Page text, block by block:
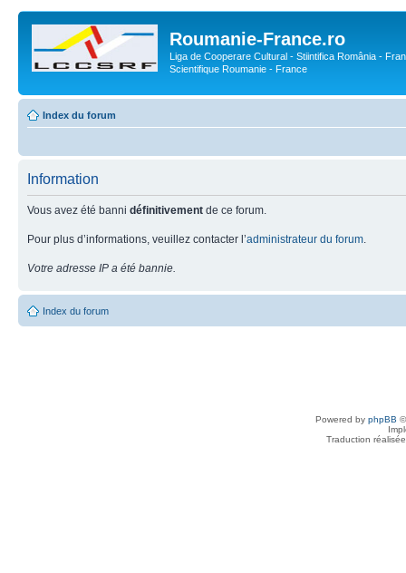
Roumanie-France.ro
Liga de Cooperare Cultural - Stiintifica România -
Scientifique Roumanie - France
Index du forum
Information
Vous avez été banni définitivement de ce forum.
Pour plus d’informations, veuillez contacter l’administrateur du forum
Votre adresse IP a été bannie.
Index du forum
Powered by phpBB
Traduction